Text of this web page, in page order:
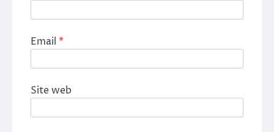
Email *
Site web